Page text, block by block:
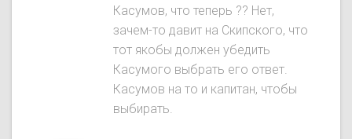
Касумов, что теперь ?? Нет,
зачем-то давит на Скипского, что
тот якобы должен убедить
Касумого выбрать его ответ.
Касумов на то и капитан, чтобы
выбирать.